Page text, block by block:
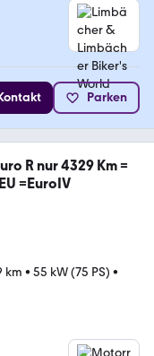
Parken
R nur 4329 Km =
=EuroIV
km • 55 kW (75 PS) •